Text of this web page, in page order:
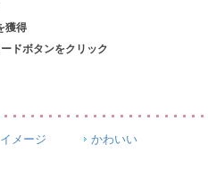
獲得
ドボタンをクリック
イメージ
かわいい